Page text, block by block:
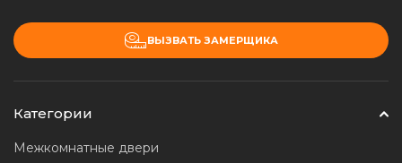
ВЫЗВАТЬ ЗАМЕРЩИКА
Категории
Межкомнатные двери